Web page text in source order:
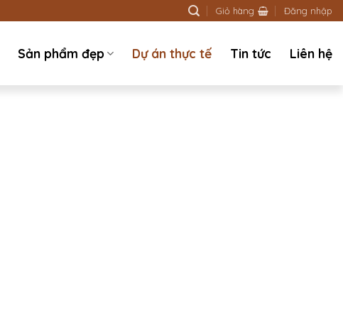
Giỏ hàng Đăng nhập
Sản phẩm đẹp Dự án thực tế Tin tức Liên hệ